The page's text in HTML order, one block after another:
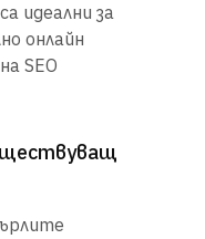
идеални за
онлайн
SEO